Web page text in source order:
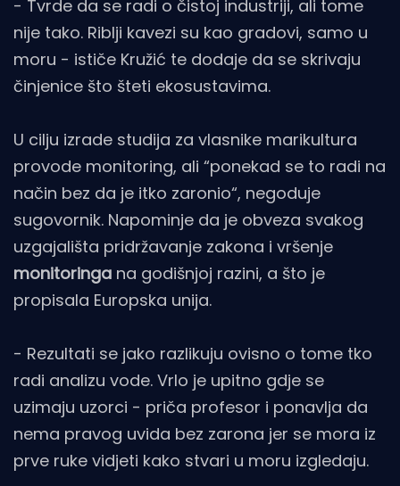
- Tvrde da se radi o čistoj industriji, ali tome
nije tako. Riblji kavezi su kao gradovi, samo u
moru - ističe Kružić te dodaje da se skrivaju
činjenice što šteti ekosustavima.
U cilju izrade studija za vlasnike marikultura
provode monitoring, ali “ponekad se to radi na
način bez da je itko zaronio“, negoduje
sugovornik. Napominje da je obveza svakog
uzgajališta pridržavanje zakona i vršenje
monitoringa na godišnjoj razini, a što je
propisala Europska unija.
- Rezultati se jako razlikuju ovisno o tome tko
radi analizu vode. Vrlo je upitno gdje se
uzimaju uzorci - priča profesor i ponavlja da
nema pravog uvida bez zarona jer se mora iz
prve ruke vidjeti kako stvari u moru izgledaju.